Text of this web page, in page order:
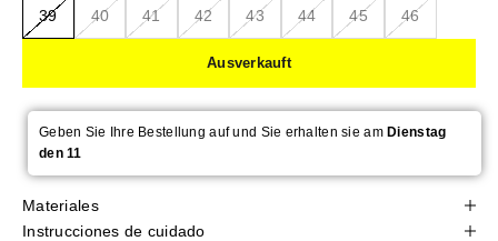
39 40 41 42 43 44 45 46
Ausverkauft
Geben Sie Ihre Bestellung auf und Sie erhalten sie amDienstag
den 11
Materiales
Instrucciones de cuidado